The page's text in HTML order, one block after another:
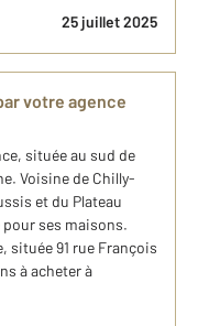
25 juillet 2025
votre agence
située au sud de
Voisine de Chilly-
et du Plateau
pour ses maisons.
située 91 rue François
à acheter à